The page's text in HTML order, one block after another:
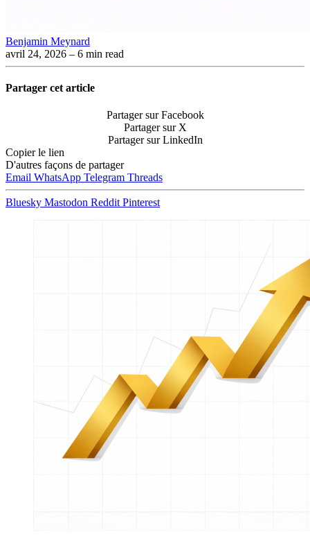
Benjamin Meynard
avril 24, 2026 – 6 min read
Partager cet article
Partager sur Facebook
Partager sur X
Partager sur LinkedIn
Copier le lien
D'autres façons de partager
Email WhatsApp Telegram Threads
Bluesky Mastodon Reddit Pinterest